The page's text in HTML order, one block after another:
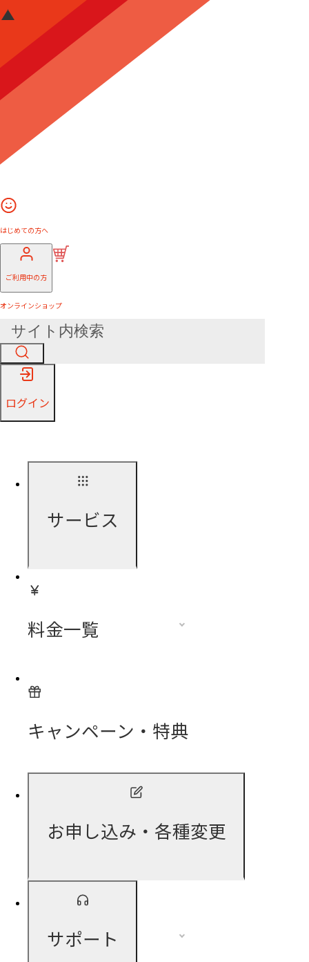
はじめての方へ
ご利用中の方
オンラインショップ
ログイン
サービス
料金一覧
キャンペーン・特典
お申し込み・各種変更
サポート